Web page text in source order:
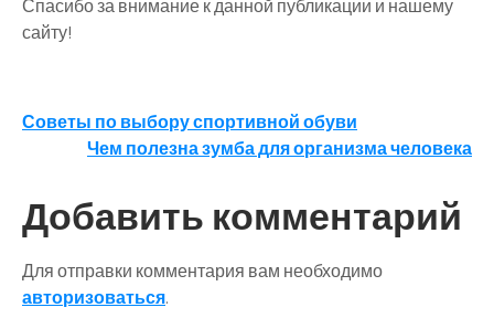
Спасибо за внимание к данной публикации и нашему
сайту!
Навигация
записям
Советы по выбору спортивной обуви
Чем полезна зумба для организма человека
Добавить комментарий
Для отправки комментария вам необходимо
авторизоваться.